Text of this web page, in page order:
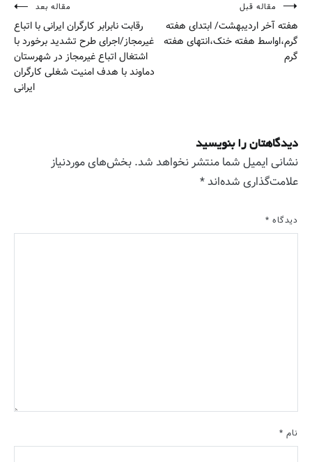
راهبری
نوشته
مقاله قبل
هفته آخر اردیبهشت/ ابتدای هفته
گرم،اواسط هفته خنک،انتهای هفته
گرم
مقاله بعد
رقابت نابرابر کارگران ایرانی با اتباع
غیرمجاز/اجرای طرح تشدید برخورد با
اشتغال اتباع غیر‌مجاز در شهرستان
دماوند با هدف امنیت شغلی کارگران
ایرانی
دیدگاهتان را بنویسید
نشانی ایمیل شما منتشر نخواهد شد. بخش‌های موردنیاز
علامت‌گذاری شده‌اند*
دیدگاه *
نام *